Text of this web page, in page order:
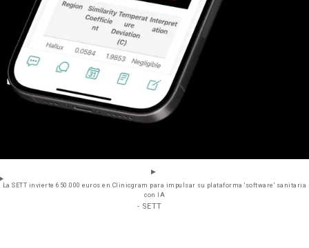
La SETT invierte 650.000 euros en Clinicgram para impulsar su plataforma 'software' sanitaria
con IA
- SETT